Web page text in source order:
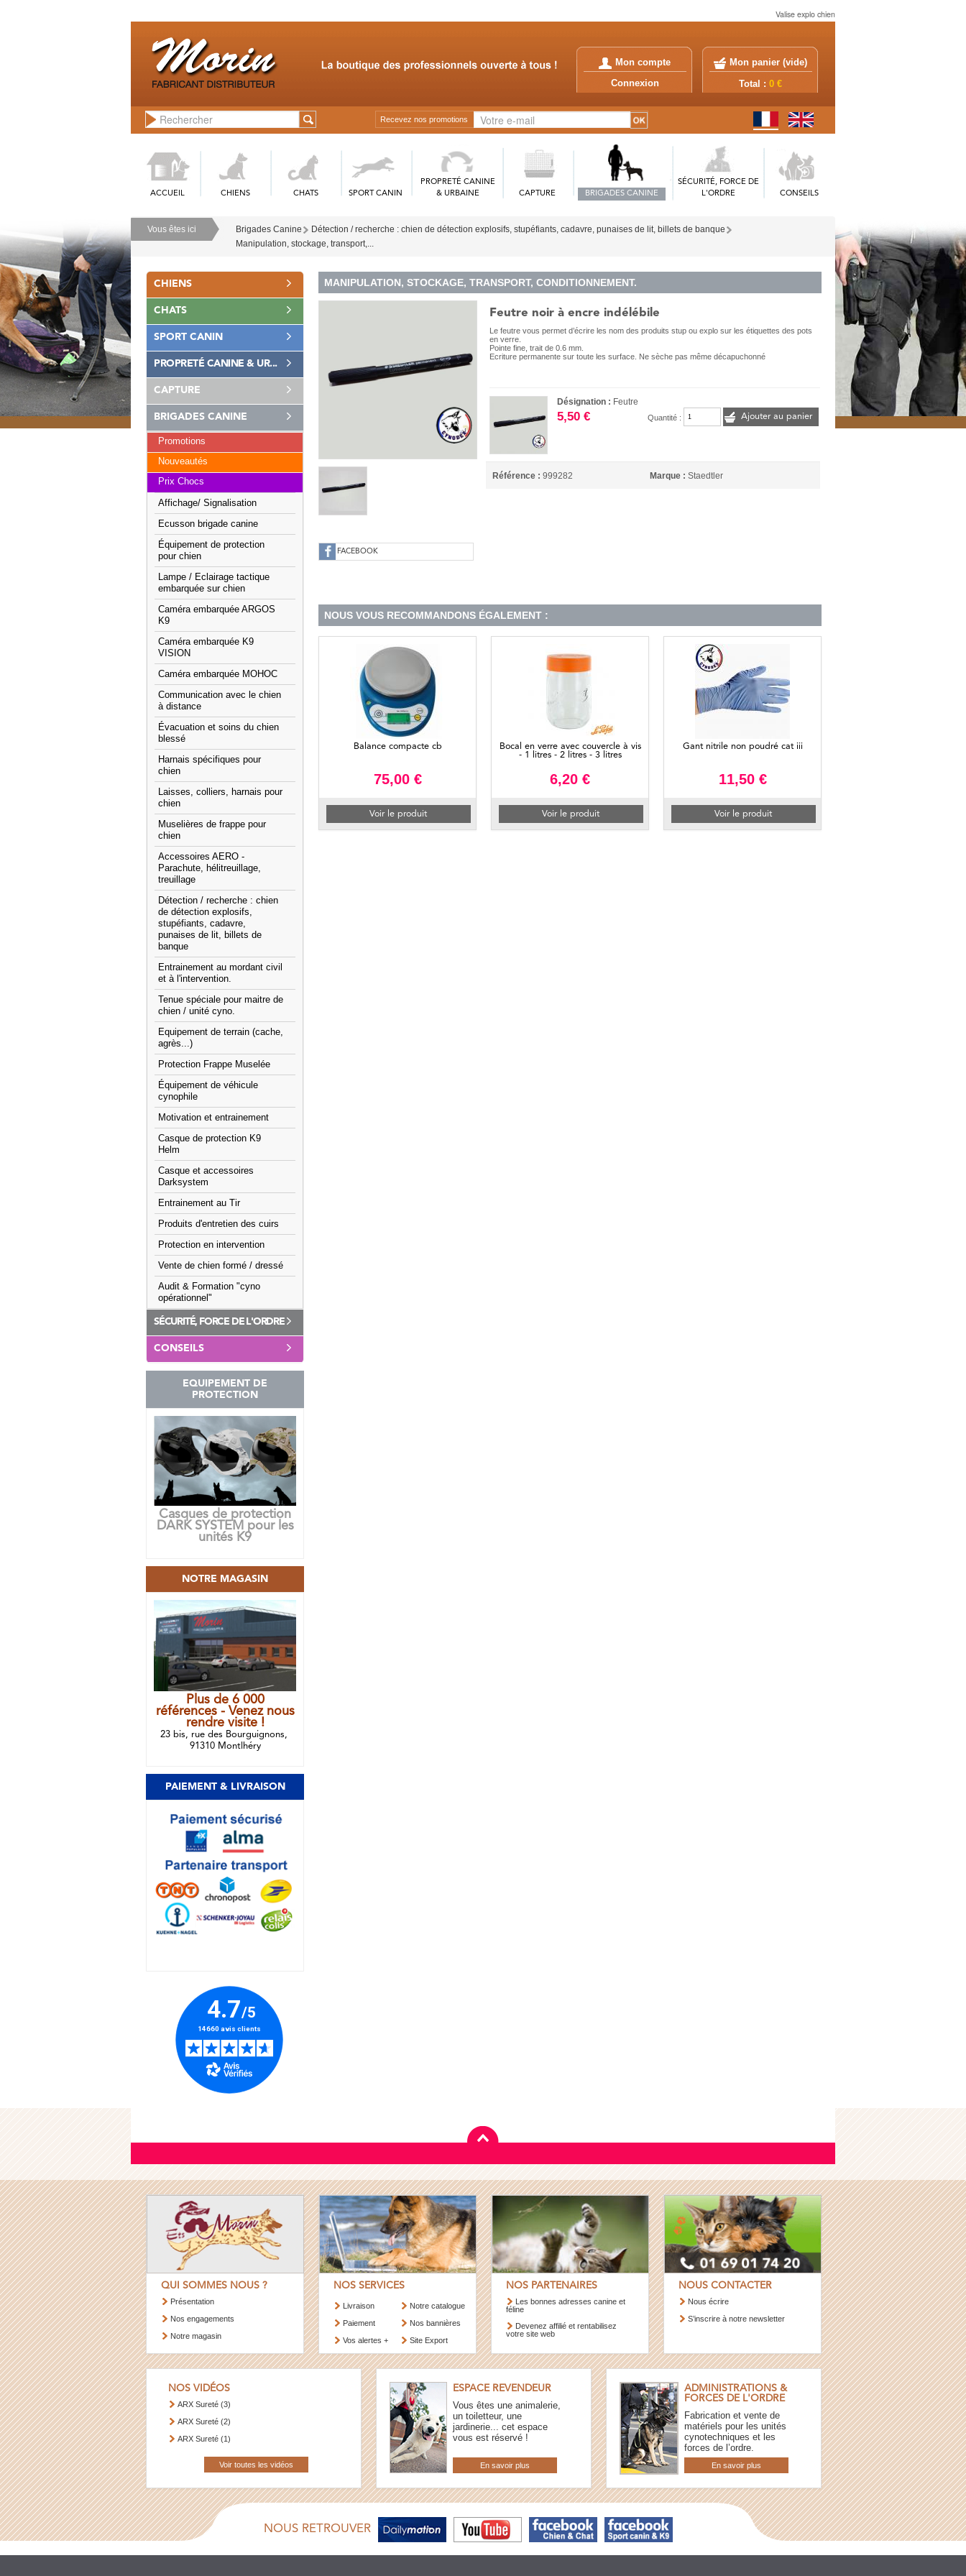
Valise explo chien
Mon compte
Connexion
Mon panier (vide)
Total : 0 €
Recevez nos promotions
ACCUEIL CHIENS CHATS SPORT CANIN
PROPRETÉ CANINE
& URBAINE
CAPTURE BRIGADES CANINE
SÉCURITÉ, FORCE DE
L'ORDRE
CONSEILS
Vous êtes ici Brigades Canine
Détection / recherche : chien de détection explosifs, stupéfiants, cadavre, punaises de lit, billets de banque
Manipulation, stockage, transport,...
CHIENS
CHATS
SPORT CANIN
PROPRETÉ CANINE & UR...
CAPTURE
BRIGADES CANINE
Promotions
Nouveautés
Prix Chocs
Affichage/ Signalisation
Ecusson brigade canine
Équipement de protection
pour chien
Lampe / Eclairage tactique
embarquée sur chien
Caméra embarquée ARGOS
K9
Caméra embarquée K9
VISION
Caméra embarquée MOHOC
Communication avec le chien
à distance
Évacuation et soins du chien
blessé
Harnais spécifiques pour
chien
Laisses, colliers, harnais pour
chien
Muselières de frappe pour
chien
Accessoires AERO -
Parachute, hélitreuillage,
treuillage
Détection / recherche : chien
de détection explosifs,
stupéfiants, cadavre,
punaises de lit, billets de
banque
Entrainement au mordant civil
et à l'intervention.
Tenue spéciale pour maitre de
chien / unité cyno.
Equipement de terrain (cache,
agrès...)
Protection Frappe Muselée
Équipement de véhicule
cynophile
Motivation et entrainement
Casque de protection K9
Helm
Casque et accessoires
Darksystem
Entrainement au Tir
Produits d'entretien des cuirs
Protection en intervention
Vente de chien formé / dressé
Audit & Formation "cyno
opérationnel"
SÉCURITÉ, FORCE DE L'ORDRE
CONSEILS
EQUIPEMENT DE
PROTECTION
Casques de protection
DARK SYSTEM pour les
unités K9
NOTRE MAGASIN
Plus de 6 000
références - Venez nous
rendre visite !
23 bis, rue des Bourguignons,
91310 Montlhéry
PAIEMENT & LIVRAISON
MANIPULATION, STOCKAGE, TRANSPORT, CONDITIONNEMENT.
FACEBOOK
Feutre noir à encre indélébile
Le feutre vous permet d’écrire les nom des produits stup ou explo sur les étiquettes des pots
en verre.
Pointe fine, trait de 0.6 mm.
Ecriture permanente sur toute les surface. Ne sèche pas même décapuchonné
Désignation : Feutre
5,50 € Quantité : Ajouter au panier
Référence : 999282 Marque : Staedtler
NOUS VOUS RECOMMANDONS ÉGALEMENT :
Balance compacte cb
75,00 €
Voir le produit
Bocal en verre avec couvercle à vis
- 1 litres - 2 litres - 3 litres
6,20 €
Voir le produit
Gant nitrile non poudré cat iii
11,50 €
Voir le produit
QUI SOMMES NOUS ?
Présentation
Nos engagements
Notre magasin
NOS SERVICES
Livraison
Paiement
Vos alertes +
Notre catalogue
Nos bannières
Site Export
NOS PARTENAIRES
Les bonnes adresses canine et
féline
Devenez affilié et rentabilisez
votre site web
NOUS CONTACTER
Nous écrire
S’inscrire à notre newsletter
NOS VIDÉOS
ARX Sureté (3)
ARX Sureté (2)
ARX Sureté (1)
Voir toutes les vidéos
ESPACE REVENDEUR
Vous êtes une animalerie,
un toiletteur, une
jardinerie... cet espace
vous est réservé !
En savoir plus
ADMINISTRATIONS &
FORCES DE L'ORDRE
Fabrication et vente de
matériels pour les unités
cynotechniques et les
forces de l’ordre.
En savoir plus
NOUS RETROUVER